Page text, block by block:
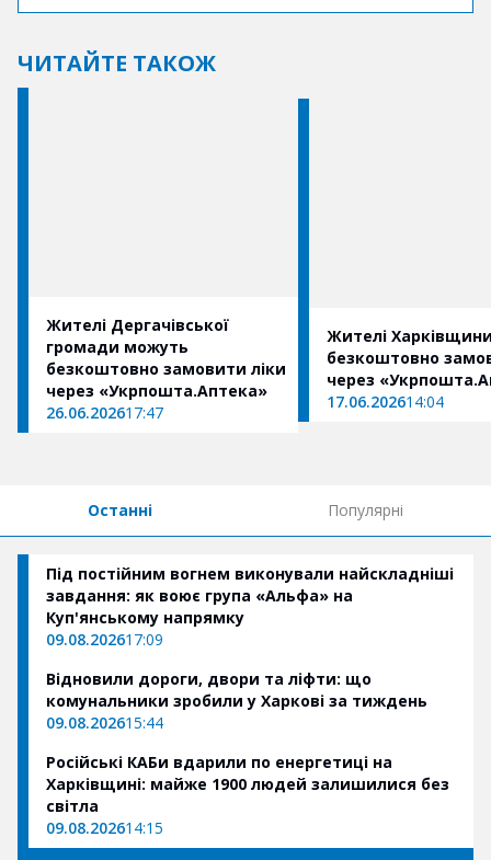
ЧИТАЙТЕ ТАКОЖ
Жителі Дергачівської
громади можуть
безкоштовно замовити ліки
через «Укрпошта.Аптека»
26.06.202617:47
Жителі
безкоштовно
через
17.06.202614:04
Останні Популярні
Під постійним вогнем виконували найскладніші
завдання: як воює група «Альфа» на
Куп'янському напрямку
09.08.202617:09
Відновили дороги, двори та ліфти: що
комунальники зробили у Харкові за тиждень
09.08.202615:44
Російські КАБи вдарили по енергетиці на
Харківщині: майже 1900 людей залишилися без
світла
09.08.202614:15